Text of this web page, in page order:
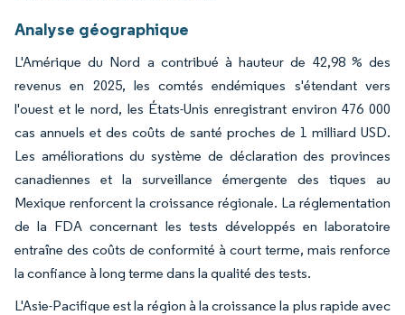
Analyse géographique
L'Amérique du Nord a contribué à hauteur de 42,98 % des
revenus en 2025, les comtés endémiques s'étendant vers
l'ouest et le nord, les États-Unis enregistrant environ 476 000
cas annuels et des coûts de santé proches de 1 milliard USD.
Les améliorations du système de déclaration des provinces
canadiennes et la surveillance émergente des tiques au
Mexique renforcent la croissance régionale. La réglementation
de la FDA concernant les tests développés en laboratoire
entraîne des coûts de conformité à court terme, mais renforce
la confiance à long terme dans la qualité des tests.
L'Asie-Pacifique est la région à la croissance la plus rapide avec